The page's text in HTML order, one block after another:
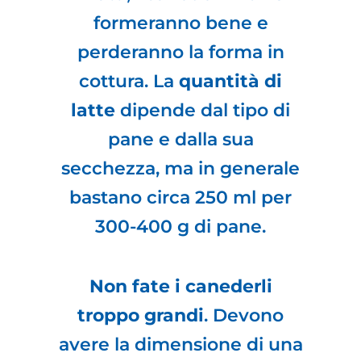
formeranno bene e
perderanno la forma in
cottura. La quantità di
latte dipende dal tipo di
pane e dalla sua
secchezza, ma in generale
bastano circa 250 ml per
300-400 g di pane.
Non fate i canederli
troppo grandi. Devono
avere la dimensione di una